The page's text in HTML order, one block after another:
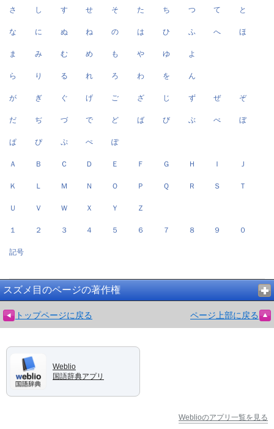
さ し す せ そ た ち つ て と
な に ぬ ね の は ひ ふ へ ほ
ま み む め も や ゆ よ
ら り る れ ろ わ を ん
が ぎ ぐ げ ご ざ じ ず ぜ ぞ
だ ぢ づ で ど ば び ぶ べ ぼ
ぱ ぴ ぷ ぺ ぽ
Ａ Ｂ Ｃ Ｄ Ｅ Ｆ Ｇ Ｈ Ｉ Ｊ
Ｋ Ｌ Ｍ Ｎ Ｏ Ｐ Ｑ Ｒ Ｓ Ｔ
Ｕ Ｖ Ｗ Ｘ Ｙ Ｚ
１ ２ ３ ４ ５ ６ ７ ８ ９ ０
記号
スズメ目のページの著作権
トップページに戻る ページ上部に戻る
Weblio
国語辞典アプリ
Weblioのアプリ一覧を見る